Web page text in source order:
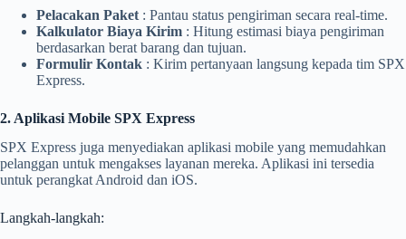
Pelacakan Paket : Pantau status pengiriman secara real-time.
Kalkulator Biaya Kirim : Hitung estimasi biaya pengiriman
berdasarkan berat barang dan tujuan.
Formulir Kontak : Kirim pertanyaan langsung kepada tim SPX
Express.
2. Aplikasi Mobile SPX Express
SPX Express juga menyediakan aplikasi mobile yang memudahkan
pelanggan untuk mengakses layanan mereka. Aplikasi ini tersedia
untuk perangkat Android dan iOS.
Langkah-langkah: